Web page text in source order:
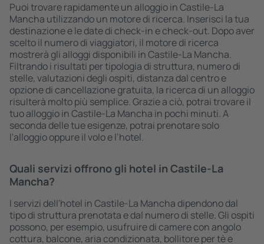
Puoi trovare rapidamente un alloggio in Castile-La
Mancha utilizzando un motore di ricerca. Inserisci la tua
destinazione e le date di check-in e check-out. Dopo aver
scelto il numero di viaggiatori, il motore di ricerca
mostrerà gli alloggi disponibili in Castile-La Mancha.
Filtrando i risultati per tipologia di struttura, numero di
stelle, valutazioni degli ospiti, distanza dal centro e
opzione di cancellazione gratuita, la ricerca di un alloggio
risulterà molto più semplice. Grazie a ciò, potrai trovare il
tuo alloggio in Castile-La Mancha in pochi minuti. A
seconda delle tue esigenze, potrai prenotare solo
l'alloggio oppure il volo e l’hotel.
Quali servizi offrono gli hotel in Castile-La
Mancha?
I servizi dell'hotel in Castile-La Mancha dipendono dal
tipo di struttura prenotata e dal numero di stelle. Gli ospiti
possono, per esempio, usufruire di camere con angolo
cottura, balcone, aria condizionata, bollitore per tè e